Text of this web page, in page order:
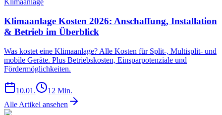
Klimaanlage
Klimaanlage Kosten 2026: Anschaffung, Installation
& Betrieb im Überblick
Was kostet eine Klimaanlage? Alle Kosten für Split-, Multisplit- und
mobile Geräte. Plus Betriebskosten, Einsparpotenziale und
Fördermöglichkeiten.
10.01. 12 Min.
Alle Artikel ansehen